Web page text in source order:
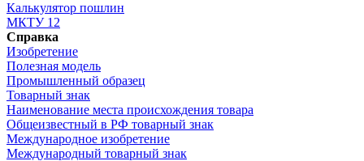
Калькулятор пошлин
МКТУ 12
Справка
Изобретение
Полезная модель
Промышленный образец
Товарный знак
Наименование места происхождения товара
Общеизвестный в РФ товарный знак
Международное изобретение
Международный товарный знак